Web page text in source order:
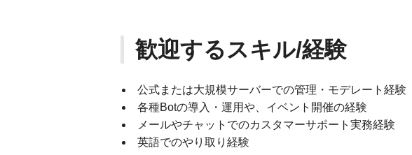
歓迎するスキル/経験
公式または大規模サーバーでの管理・モデレート経験
各種Botの導入・運用や、イベント開催の経験
メールやチャットでのカスタマーサポート実務経験
英語でのやり取り経験